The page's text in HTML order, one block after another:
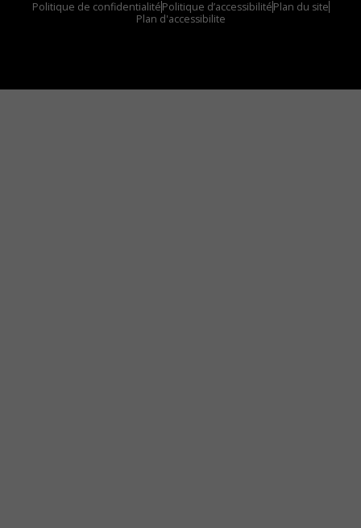
Politique de confidentialitéPolitique d’accessibilitéPlan du site
Plan d'accessibilite